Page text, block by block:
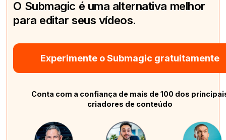
O Submagic é uma alternativa melhor
para editar seus vídeos.
Experimente o Submagic gratuitamente
Conta com a confiança de mais de 100 dos
criadores de conteúdo